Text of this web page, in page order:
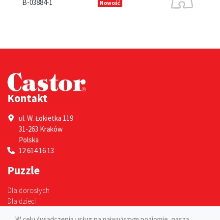
Nowość
Kontakt
ul. W. Łokietka 119
31-263 Kraków
Polska
12 614 16 13
Puzzle
Dla dorosłych
Dla dzieci